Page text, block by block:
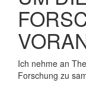
Ich nehme an
Forschung zu